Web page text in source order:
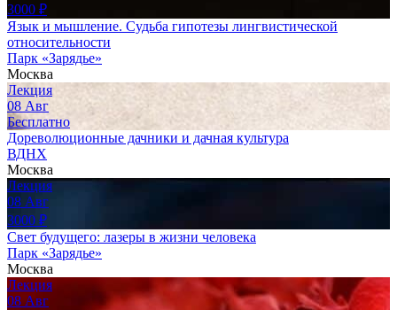
3000 ₽
Язык и мышление. Судьба гипотезы лингвистической
относительности
Парк «Зарядье»
Москва
Лекция
08 Авг
Бесплатно
Дореволюционные дачники и дачная культура
ВДНХ
Москва
Лекция
08 Авг
3000 ₽
Свет будущего: лазеры в жизни человека
Парк «Зарядье»
Москва
Лекция
08 Авг